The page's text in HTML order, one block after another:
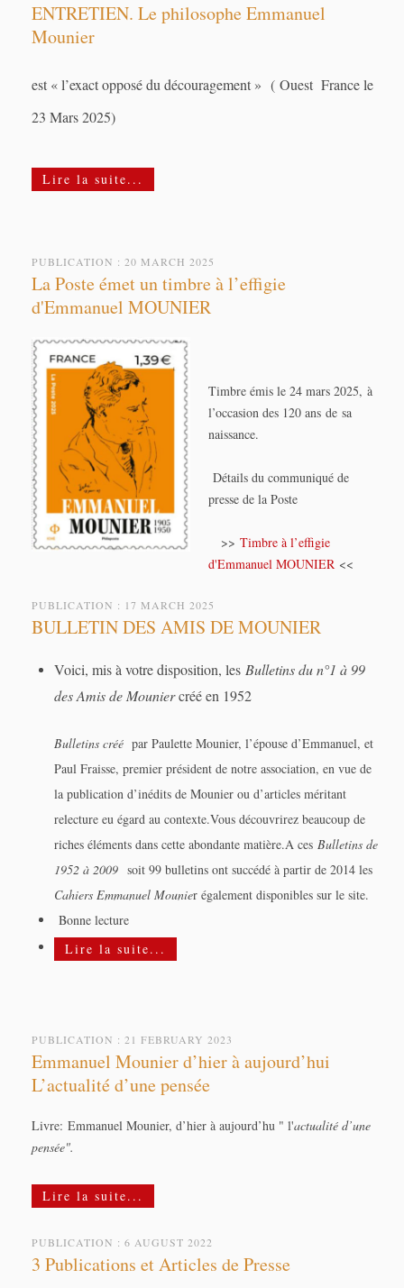
ENTRETIEN. Le philosophe Emmanuel
Mounier
est « l’exact opposé du découragement » ( Ouest France le
23 Mars 2025)
Lire la suite...
PUBLICATION : 20 MARCH 2025
La Poste émet un timbre à l’effigie
d'Emmanuel MOUNIER
Timbre émis le 24 mars 2025, à
l’occasion des 120 ans de sa
naissance.
Détails du communiqué de
presse de la Poste
>> Timbre à l’effigie
d'Emmanuel MOUNIER <<
PUBLICATION : 17 MARCH 2025
BULLETIN DES AMIS DE MOUNIER
Voici, mis à votre disposition, les Bulletins du n°1 à 99
des Amis de Mouniercréé en 1952
Bulletins créé par Paulette Mounier, l’épouse d’Emmanuel, et
Paul Fraisse, premier président de notre association, en vue de
la publication d’inédits de Mounier ou d’articles méritant
relecture eu égard au contexte.Vous découvrirez beaucoup de
riches éléments dans cette abondante matière.A ces Bulletins de
1952 à 2009 soit 99 bulletins ont succédé à partir de 2014 les
Cahiers Emmanuel Mounier également disponibles sur le site.
Bonne lecture
Lire la suite...
PUBLICATION : 21 FEBRUARY 2023
Emmanuel Mounier d’hier à aujourd’hui
L’actualité d’une pensée
Livre: Emmanuel Mounier, d’hier à aujourd’hu " l'actualité d’une
pensée".
Lire la suite...
PUBLICATION : 6 AUGUST 2022
3 Publications et Articles de Presse